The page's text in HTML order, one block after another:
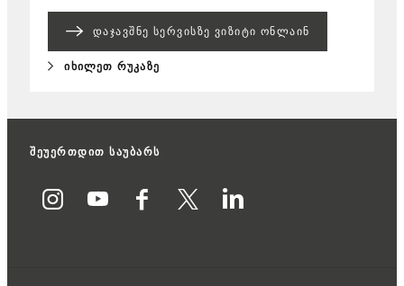
ᲓᲐᲯᲐᲕᲨᲜᲔ ᲡᲔᲠᲕᲘᲡᲖᲔ ᲕᲘᲖᲘᲢᲘ ᲝᲜᲚᲐᲘᲜ
ᲘᲮᲘᲚᲔᲗ ᲠᲣᲙᲐᲖᲔ
შეუერთდით საუბარს